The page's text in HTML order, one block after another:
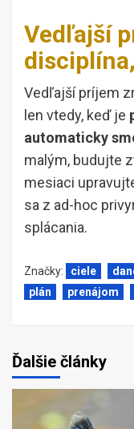
Vedľajší
Vedľajší príjem
len vtedy, keď je
automaticky
malým, budujte
mesiaci
sa z ad-hoc
splácania.
Značky: ciele
plán
prenájom
Ďalšie články